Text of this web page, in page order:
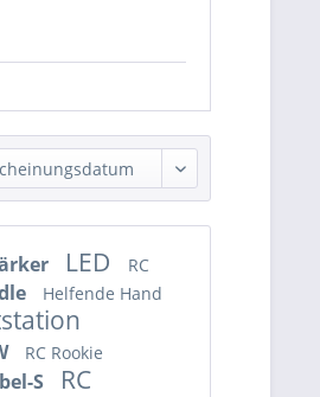
LED
RC
Helfende Hand
RC Rookie
S
RC